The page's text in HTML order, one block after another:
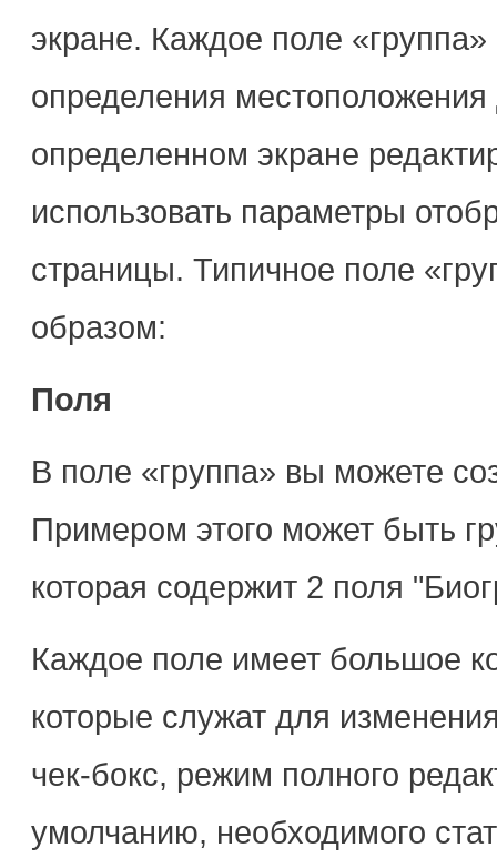
экране. Каждое поле
определения
определенном экране
использовать параметры
страницы. Типичное поле
образом:
Поля
В поле «группа» вы можете
Примером этого может быть
которая содержит 2 поля
Каждое поле имеет большое
которые служат для
чек-бокс, режим полного
умолчанию, необходимого